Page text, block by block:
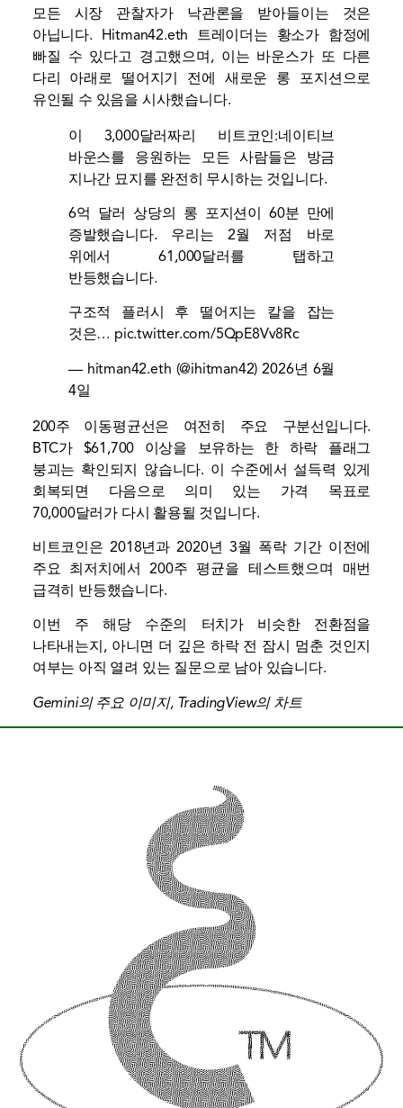
모든 시장 관찰자가 낙관론을 받아들이는 것은
아닙니다. Hitman42.eth 트레이더는 황소가 함정에
빠질 수 있다고 경고했으며, 이는 바운스가 또 다른
다리 아래로 떨어지기 전에 새로운 롱 포지션으로
유인될 수 있음을 시사했습니다.
이 3,000달러짜리 비트코인:네이티브
바운스를 응원하는 모든 사람들은 방금
지나간 묘지를 완전히 무시하는 것입니다.
6억 달러 상당의 롱 포지션이 60분 만에
증발했습니다. 우리는 2월 저점 바로
위에서 61,000달러를 탭하고
반등했습니다.
구조적 플러시 후 떨어지는 칼을 잡는
것은… pic.twitter.com/5QpE8Vv8Rc
— hitman42.eth (@ihitman42)2026년 6월
4일
200주 이동평균선은 여전히 ​​주요 구분선입니다.
BTC가 $61,700 이상을 보유하는 한 하락 플래그
붕괴는 확인되지 않습니다. 이 수준에서 설득력 있게
회복되면 다음으로 의미 있는 가격 목표로
70,000달러가 다시 활용될 것입니다.
비트코인은 2018년과 2020년 3월 폭락 기간 이전에
주요 최저치에서 200주 평균을 테스트했으며 매번
급격히 반등했습니다.
이번 주 해당 수준의 터치가 비슷한 전환점을
나타내는지, 아니면 더 깊은 하락 전 잠시 멈춘 것인지
여부는 아직 열려 있는 질문으로 남아 있습니다.
Gemini의 주요 이미지, TradingView의 차트